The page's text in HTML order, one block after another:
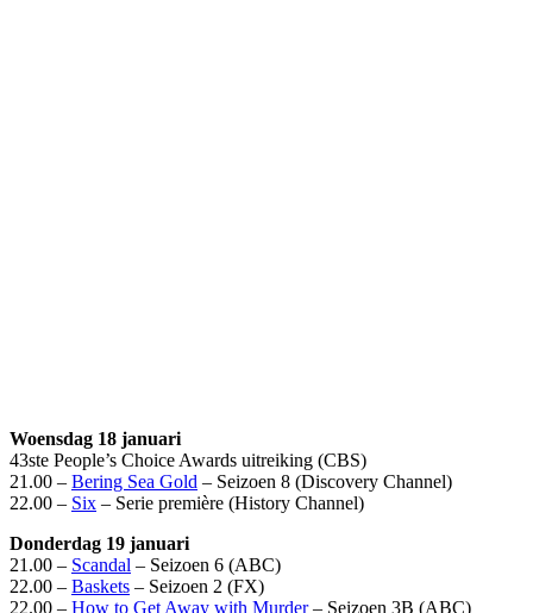
Woensdag 18 januari
43ste People’s Choice Awards uitreiking (CBS)
21.00 – Bering Sea Gold – Seizoen 8 (Discovery Channel)
22.00 – Six – Serie première (History Channel)
Donderdag 19 januari
21.00 – Scandal – Seizoen 6 (ABC)
22.00 – Baskets – Seizoen 2 (FX)
22.00 – How to Get Away with Murder– Seizoen 3B (ABC)